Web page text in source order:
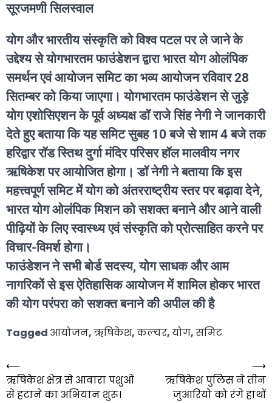
सूरजमणी सिलस्वाल
योग और भारतीय संस्कृति को विश्व पटल पर ले जाने के
उद्देश्य से योगभारतम फाउंडेशन द्वारा भारत योग ओलंपिक
समर्थन एवं आयोजन समिट का भव्य आयोजन रविवार 28
सितम्बर को किया जाएगा। योगभारतम फाउंडेशन से जुड़े
योग एशोसिएशन के पूर्व अध्यक्ष डॉ राजे सिंह नेगी ने जानकारी
देते हुए बताया कि यह समिट सुबह 10 बजे से शाम 4 बजे तक
हरिद्वार रॉड स्तिथ दुर्गा मंदिर परिसर हॉल मालवीय नगर
ऋषिकेश पर आयोजित होगा। डॉ नेगी ने बताया कि इस
महत्त्वपूर्ण समिट में योग को अंतरराष्ट्रीय स्तर पर बढ़ावा देने,
भारत योग ओलंपिक मिशन को सशक्त बनाने और आने वाली
पीढ़ियों के लिए स्वास्थ्य एवं संस्कृति को प्रोत्साहित करने पर
विचार-विमर्श होगा।
फाउंडेशन ने सभी बोर्ड सदस्य, योग साधक और आम
नागरिकों से इस ऐतिहासिक आयोजन में शामिल होकर भारत
की योग परंपरा को सशक्त बनाने की अपील की है
Tagged आयोजन,ऋषिकेश,कल्चर,योग,समिट
Post
navigation
⟵
ऋषिकेश क्षेत्र से आवारा पशुओं
से हटाने का अभियान शुरू।
ऋषिकेश पुलिस ने तीन
जुआरियो को रंगे हाथों
⟶